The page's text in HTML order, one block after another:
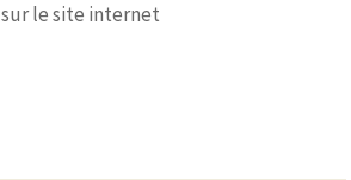
le site internet